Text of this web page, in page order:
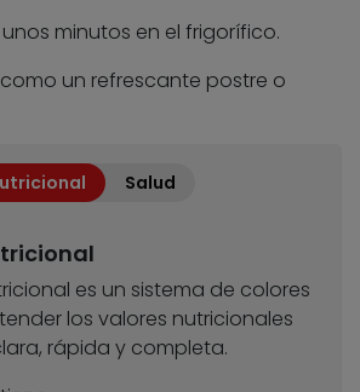
minutos en el frigorífico.
un refrescante postre o
Salud
es un sistema de colores
los valores nutricionales
rápida y completa.